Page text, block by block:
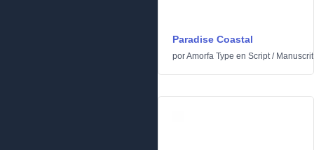
Paradise Coastal
porAmorfa Type en Script/